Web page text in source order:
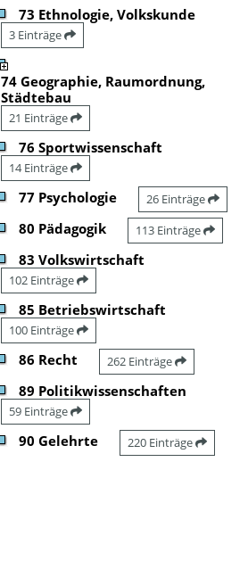
73 Ethnologie, Volkskunde
3 Einträge
74 Geographie, Raumordnung,
Städtebau
21 Einträge
76 Sportwissenschaft
14 Einträge
77 Psychologie 26 Einträge
80 Pädagogik 113 Einträge
83 Volkswirtschaft
102 Einträge
85 Betriebswirtschaft
100 Einträge
86 Recht 262 Einträge
89 Politikwissenschaften
59 Einträge
90 Gelehrte 220 Einträge